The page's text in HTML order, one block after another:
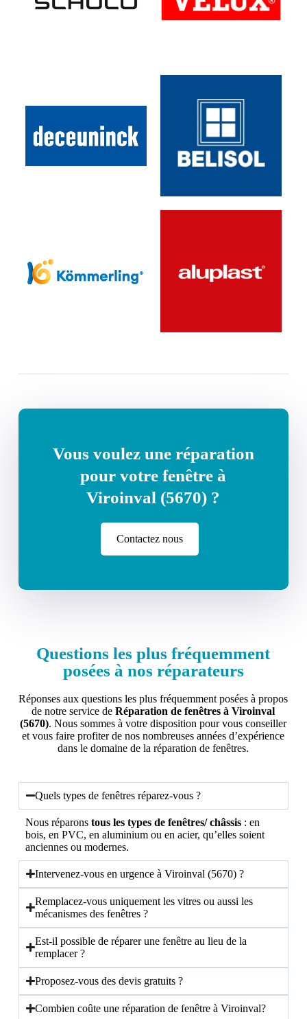
Vous voulez une réparation
pour votre fenêtre à
Viroinval (5670) ?
Contactez nous
Questions les plus fréquemment
posées à nos réparateurs
Réponses aux questions les plus fréquemment posées à propos
de notre service deRéparation de fenêtres à Viroinval
(5670). Nous sommes à votre disposition pour vous conseiller
et vous faire profiter de nos nombreuses années d’expérience
dans le domaine de la réparation de fenêtres.
Quels types de fenêtres réparez-vous ?
Nous réparons tous les types de fenêtres/ châssis: en
bois, en PVC, en aluminium ou en acier, qu’elles soient
anciennes ou modernes.
Intervenez-vous en urgence à Viroinval (5670) ?
Remplacez-vous uniquement les vitres ou aussi les
mécanismes des fenêtres ?
Est-il possible de réparer une fenêtre au lieu de la
remplacer ?
Proposez-vous des devis gratuits ?
Combien coûte une réparation de fenêtre à Viroinval?